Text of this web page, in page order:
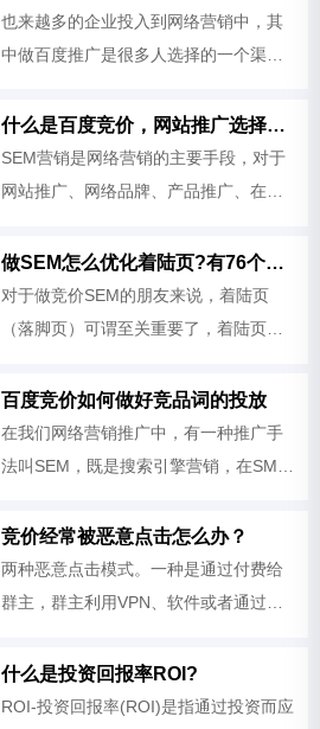
名指数越高，在搜索结果页的推广排
也来越多的企业投入到网络营销中，其
中做百度推广是很多人选择的一个渠
是很多企业反映说费用太高，而且效果
也大不如以前，钱没有少花，但是咨询
量
什么是百度竞价，网站推广选择百度SEM有什么好处
SEM营销是网络营销的主要手段，对于
网站推广、网络品牌、产品推广、在线
搜索引擎排名来增加您的网站的点击
率，即浏览量，从而获得产品或 服务销
售
做SEM怎么优化着陆页?有76个技巧
对于做竞价SEM的朋友来说，着陆页
（落脚页）可谓至关重要了，着陆页没
的流失的...发菜工作室总结推荐出76个
方面，希望对大家的优化有点帮助。
百度竞价如何做好竞品词的投放
在我们网络营销推广中，有一种推广手
法叫SEM，既是搜索引擎营销，在SME
牌词，竞品词，通用词，行业词等等，
那今天发菜就教大家如果做好竞品词投
放策
竞价经常被恶意点击怎么办？
两种恶意点击模式。一种是通过付费给
群主，群主利用VPN、软件或者通过黑
种是在QQ群里网友发起的互相恶意点
击..
什么是投资回报率ROI?
ROI-投资回报率(ROI)是指通过投资而应